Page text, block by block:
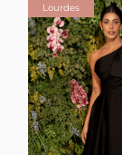
Lourdes